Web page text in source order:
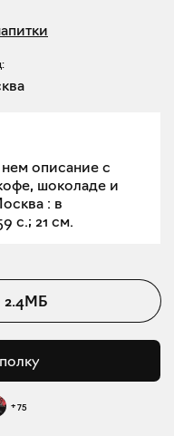
описание с
шоколаде и
: в
с.; 21 см.
2.4МБ
+75